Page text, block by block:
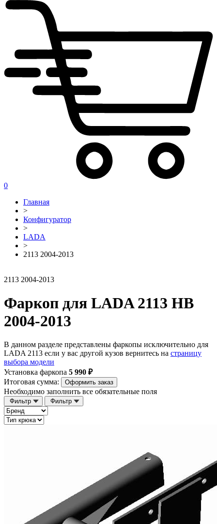
0
Главная
>
Конфигуратор
>
LADA
>
2113 2004-2013
2113 2004-2013
Фаркоп для LADA 2113 HB
2004-2013
В данном разделе представлены фаркопы исключительно для
LADA 2113 если у вас другой кузов вернитесь на страницу
выбора модели
Установка фаркопа 5 990 ₽
Итоговая сумма:
Оформить заказ
Необходимо заполнить все обязательные поля
Фильтр Фильтр